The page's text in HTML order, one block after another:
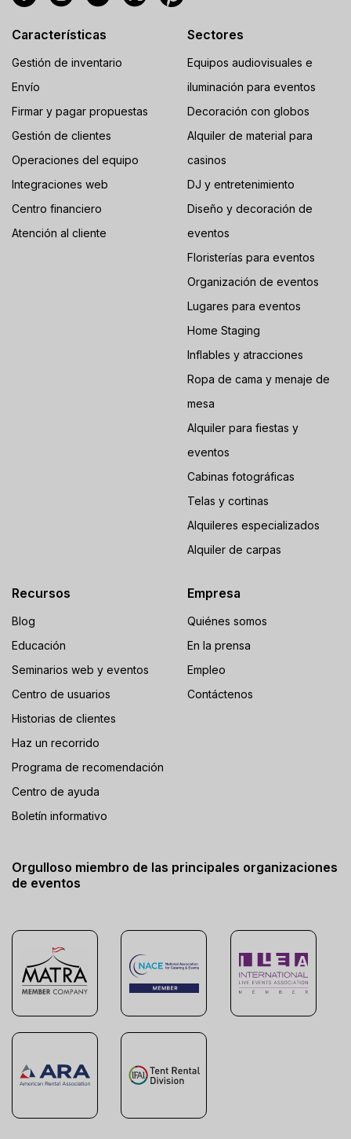
Características
Gestión de inventario
Envío
Firmar y pagar propuestas
Gestión de clientes
Operaciones del equipo
Integraciones web
Centro financiero
Atención al cliente
Sectores
Equipos audiovisuales e
iluminación para eventos
Decoración con globos
Alquiler de material para
casinos
DJ y entretenimiento
Diseño y decoración de
eventos
Floristerías para eventos
Organización de eventos
Lugares para eventos
Home Staging
Inflables y atracciones
Ropa de cama y menaje de
mesa
Alquiler para fiestas y
eventos
Cabinas fotográficas
Telas y cortinas
Alquileres especializados
Alquiler de carpas
Recursos
Blog
Educación
Seminarios web y eventos
Centro de usuarios
Historias de clientes
Haz un recorrido
Programa de recomendación
Centro de ayuda
Boletín informativo
Empresa
Quiénes somos
En la prensa
Empleo
Contáctenos
Orgulloso miembro de las principales organizaciones
de eventos